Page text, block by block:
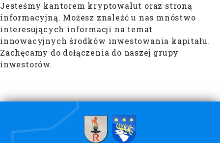
Jesteśmy kantorem kryptowalut oraz stroną
informacyjną. Możesz znaleźć u nas mnóstwo
interesujących informacji na temat
innowacyjnych środków inwestowania kapitału.
Zachęcamy do dołączenia do naszej grupy
inwestorów.